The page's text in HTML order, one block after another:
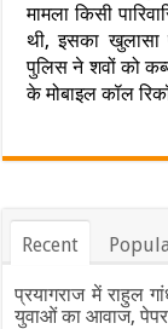
मामला किसी
थी, इसका
पुलिस ने शवों को
के मोबाइल कॉल
Recent
प्रयागराज में राहुल
युवाओं का आवाज, पेपर